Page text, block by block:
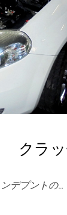
クラッ
デプントの…